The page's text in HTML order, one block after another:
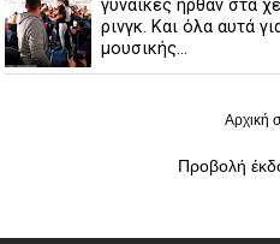
γυναίκες ήρθαν στα
ρινγκ. Και όλα αυτά
μουσικής...
Αρχική
Προβολή